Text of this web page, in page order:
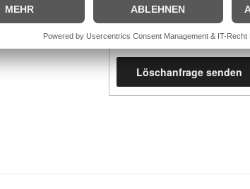
Ich stimme der
der DSGVO zu.